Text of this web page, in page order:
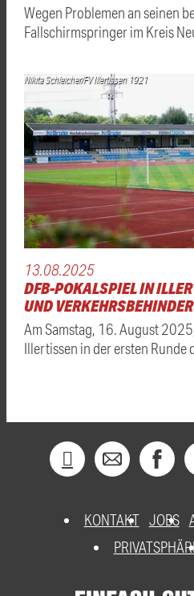
Wegen Problemen an seinen
Fallschirmspringer im Kreis
Nikita Schleicher/FV Illertissen 1921
13.08.2025
DFB-POKALSPIEL IN
UND
Am Samstag, 16. August
Illertissen in der ersten Runde
KONTAKT JOBS